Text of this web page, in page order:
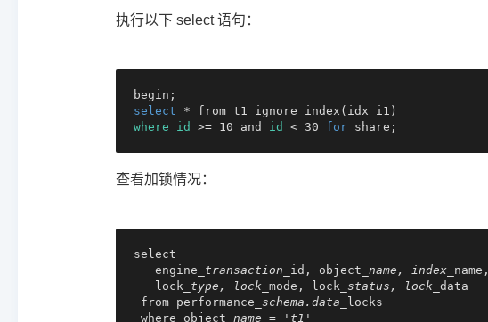
执行以下 select 语句：
select
where
id >= 10 and id < 30 for share;
查看加锁情况：
select
   engine
_transaction_ id, object _name, index_ name,
   lock
_type, lock_ mode, lock _status, lock_ data
from performance _schema.data_ locks
where object _name = 't1'